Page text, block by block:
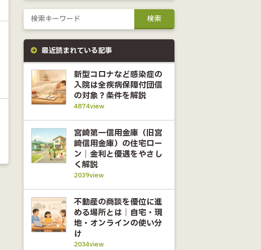
最近読まれている記事
新型コロナなど感染症の
入院は全疾病保障付団信
の対象？条件を解説
4874view
宮崎第一信用金庫（旧宮
崎信用金庫）の住宅ロー
ン｜金利と優遇をやさし
く解説
2039view
不動産の商談を優位に進
める場所とは｜自宅・現
地・オンラインの使い分
け
2034view